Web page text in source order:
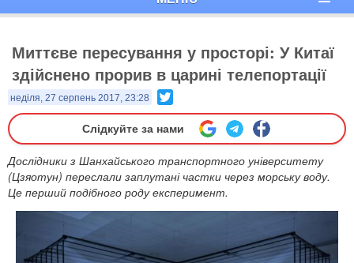
Миттєве пересування у просторі: У Китаї
здійснено прорив в царині телепортації
неділя, 27 серпень 2017, 23:28
Слідкуйте за нами
​Дослідники з Шанхайського транспортного університету
(Цзяотун) переслали заплутані частки через морську воду.
Це перший подібного роду експеримент.